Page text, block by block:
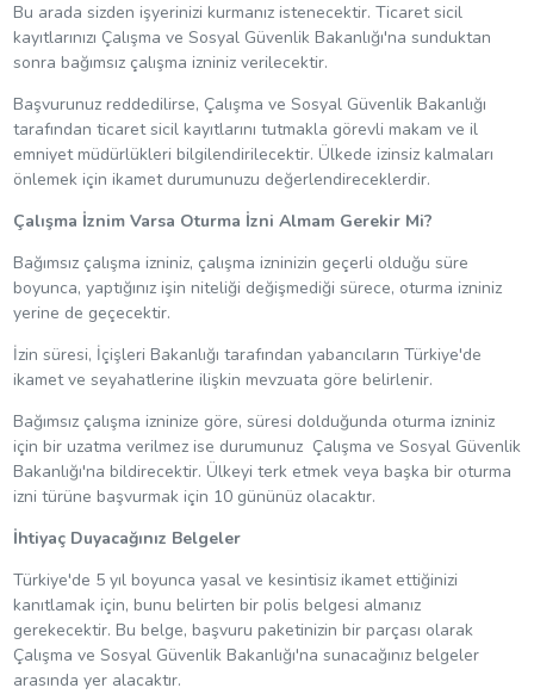
Bu arada sizden işyerinizi kurmanız istenecektir. Ticaret sicil
kayıtlarınızı Çalışma ve Sosyal Güvenlik Bakanlığı'na sunduktan
sonra bağımsız çalışma izniniz verilecektir.
Başvurunuz reddedilirse, Çalışma ve Sosyal Güvenlik Bakanlığı
tarafından ticaret sicil kayıtlarını tutmakla görevli makam ve il
emniyet müdürlükleri bilgilendirilecektir. Ülkede izinsiz kalmaları
önlemek için ikamet durumunuzu değerlendireceklerdir.
Çalışma İznim Varsa Oturma İzni Almam Gerekir Mi?
Bağımsız çalışma izniniz, çalışma izninizin geçerli olduğu süre
boyunca, yaptığınız işin niteliği değişmediği sürece, oturma izniniz
yerine de geçecektir.
İzin süresi, İçişleri Bakanlığı tarafından yabancıların Türkiye'de
ikamet ve seyahatlerine ilişkin mevzuata göre belirlenir.
Bağımsız çalışma izninize göre, süresi dolduğunda oturma izniniz
için bir uzatma verilmez ise durumunuz Çalışma ve Sosyal Güvenlik
Bakanlığı'na bildirecektir. Ülkeyi terk etmek veya başka bir oturma
izni türüne başvurmak için 10 gününüz olacaktır.
İhtiyaç Duyacağınız Belgeler
Türkiye'de 5 yıl boyunca yasal ve kesintisiz ikamet ettiğinizi
kanıtlamak için, bunu belirten bir polis belgesi almanız
gerekecektir. Bu belge, başvuru paketinizin bir parçası olarak
Çalışma ve Sosyal Güvenlik Bakanlığı'na sunacağınız belgeler
arasında yer alacaktır.